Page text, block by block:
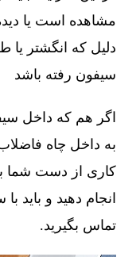
مشاهده است یا
دلیل که انگشتر یا
سیفون رفته باشد
اگر هم که داخل
به داخل چاه
کاری از دست شما
انجام دهید و
تماس بگیرید.